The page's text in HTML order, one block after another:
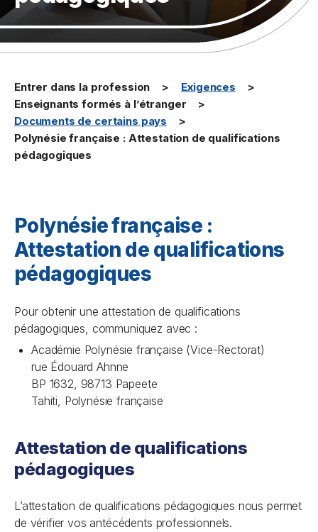
Entrer dans la profession
Exigences
Enseignants formés à l’étranger
Documents de certains pays
Polynésie française : Attestation de qualifications
pédagogiques
Polynésie française :
Attestation de qualifications
pédagogiques
Pour obtenir une attestation de qualifications
pédagogiques, communiquez avec :
Académie Polynésie française (Vice-Rectorat)
rue Édouard Ahnne
BP 1632, 98713 Papeete
Tahiti, Polynésie française
Attestation de qualifications
pédagogiques
L’attestation de qualifications pédagogiques nous permet
de vérifier vos antécédents professionnels.